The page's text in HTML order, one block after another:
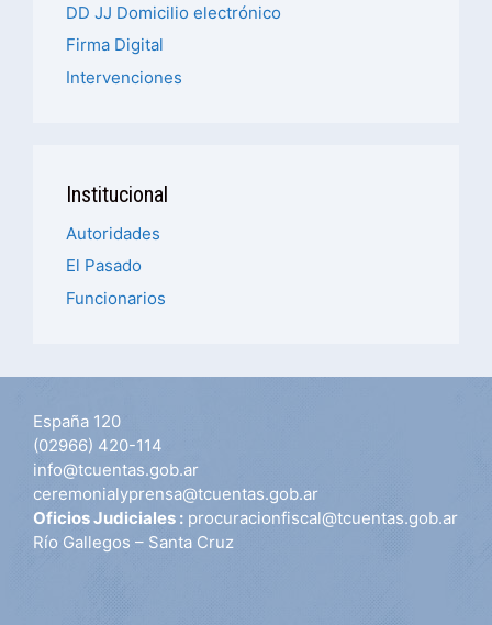
DD JJ Domicilio electrónico
Firma Digital
Intervenciones
Institucional
Autoridades
El Pasado
Funcionarios
España 120
(02966) 420-114
info@tcuentas.gob.ar
ceremonialyprensa@tcuentas.gob.ar
Oficios Judiciales : procuracionfiscal@tcuentas.gob.ar
Río Gallegos – Santa Cruz